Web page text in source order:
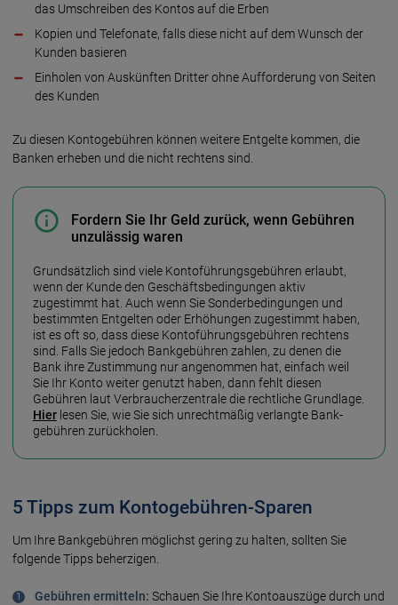
das Um­schreiben des Kontos auf die Erben
Kopien und Telefonate, falls diese nicht auf dem Wunsch der
Kunden basieren
Einholen von Auskünften Dritter ohne Auf­forderung von Seiten
des Kunden
Zu diesen Kontogebühren können weitere Entgelte kommen, die
Banken erheben und die nicht rechtens sind.
Fordern Sie Ihr Geld zurück, wenn Gebühren
unzulässig waren
Grundsätzlich sind viele Kontoführungsgebühren erlaubt,
wenn der Kunde den Geschäfts­bedingungen aktiv
zugestimmt hat. Auch wenn Sie Sonder­bedingungen und
bestimmten Ent­gelten oder Erhöhungen zuge­stimmt haben,
ist es oft so, dass diese Konto­führungs­gebühren rechtens
sind. Falls Sie jedoch Bank­gebühren zahlen, zu denen die
Bank ihre Zustimmung nur ange­nommen hat, einfach weil
Sie Ihr Konto weiter genutzt haben, dann fehlt diesen
Gebühren laut Verbraucher­zentrale die recht­liche Grund­lage.
Hierlesen Sie, wie Sie sich unrecht­mäßig verlangte Bank­
gebühren zurückholen.
5 Tipps zum Kontogebühren-Sparen
Um Ihre Bankgebühren möglichst gering zu halten, sollten Sie
folgende Tipps beherzigen.
Gebühren ermitteln: Schauen Sie Ihre Konto­auszüge durch und